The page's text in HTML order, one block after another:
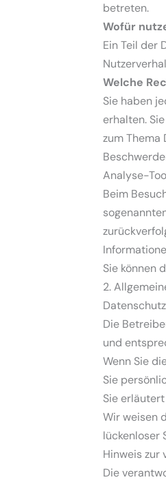
betreten.
Wofür
Ein Teil der
Welche
Sie haben
erhalten.
zum Thema
Analyse-
Beim
Sie können
2.
Datenschutz
Die
und
Wenn Sie
Sie
Sie
Wir weisen
lückenloser
Hinweis zur
Die